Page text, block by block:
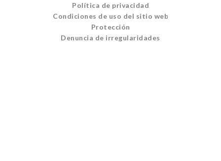
Política de privacidad
Condiciones de uso del sitio web
Protección
Denuncia de irregularidades